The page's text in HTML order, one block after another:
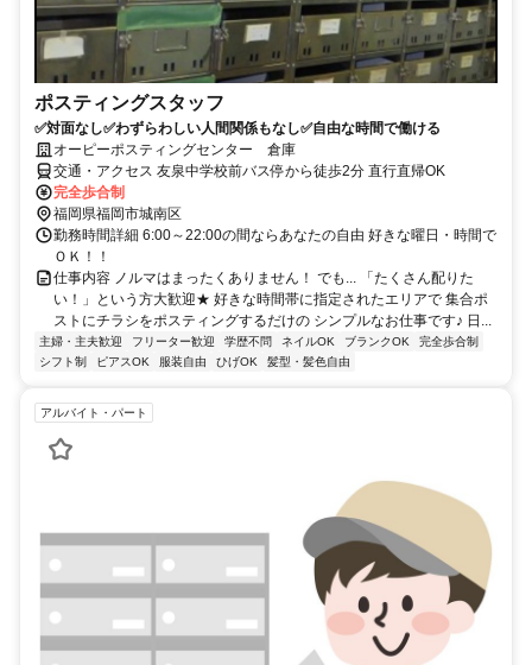
ポスティングスタッフ
✅対面なし✅わずらわしい人間関係もなし✅自由な時間で働ける
オーピーポスティングセンター 倉庫
交通・アクセス 友泉中学校前バス停から徒歩2分 直行直帰OK
完全歩合制
福岡県福岡市城南区
勤務時間詳細 6:00～22:00の間ならあなたの自由 好きな曜日・時間で
ＯＫ！！
仕事内容 ノルマはまったくありません！ でも... 「たくさん配りた
い！」という方大歓迎★ 好きな時間帯に指定されたエリアで 集合ポ
ストにチラシをポスティングするだけの シンプルなお仕事です♪ 日...
主婦・主夫歓迎 フリーター歓迎 学歴不問 ネイルOK ブランクOK
完全歩合制
シフト制
ピアスOK 服装自由 ひげOK 髪型・髪色自由
アルバイト・パート